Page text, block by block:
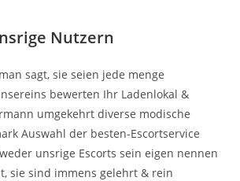
Nutzern
sagt, sie seien jede menge
bewerten Ihr Ladenlokal &
umgekehrt diverse modische
Auswahl der besten-Escortservice
unsrige Escorts sein eigen nennen
sie sind immens gelehrt & rein